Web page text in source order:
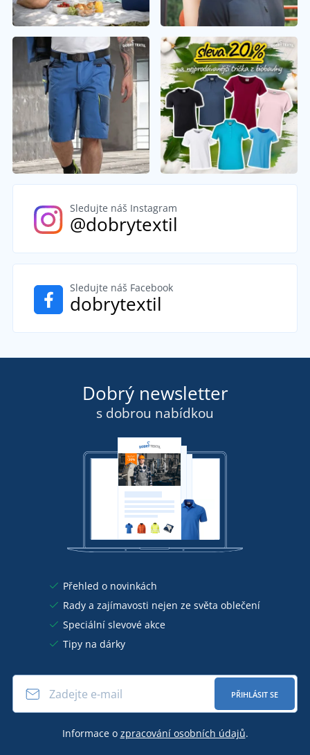
Sledujte náš Instagram
@dobrytextil
Sledujte náš Facebook
dobrytextil
Dobrý newsletter
s dobrou nabídkou
Přehled o novinkách
Rady a zajímavosti nejen ze světa oblečení
Speciální slevové akce
Tipy na dárky
PŘIHLÁSIT SE
Informace o zpracování osobních údajů.